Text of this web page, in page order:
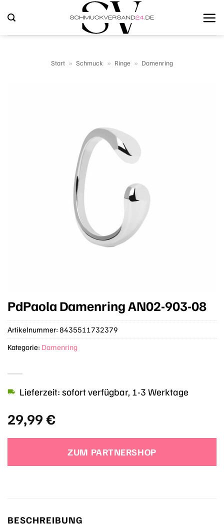
Inhalt
springen
Start » Schmuck » Ringe » Damenring
PdPaola Damenring AN02-903-08
29,99€
Lieferzeit: sofort verfügbar, 1-3 Werktage
ZUM PARTNERSHOP
Artikelnummer: 8435511732379
Kategorie: Damenring
BESCHREIBUNG